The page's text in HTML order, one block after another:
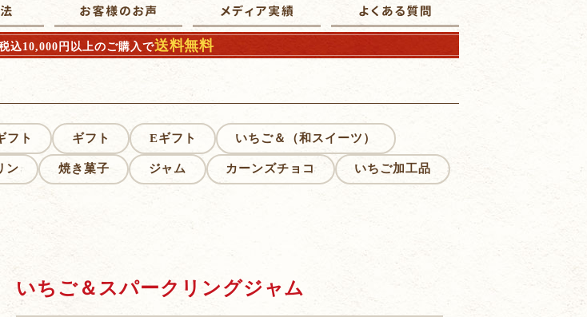
込10,000円以上のご購入で送料無料
フト ギフト Eギフト いちご＆（和スイーツ）
ン 焼き菓子 ジャム カーンズチョコ いちご加工品
いちご＆スパークリングジャム